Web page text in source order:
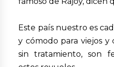
Este país nuestro es
y cómodo para viejos y
sin tratamiento, son